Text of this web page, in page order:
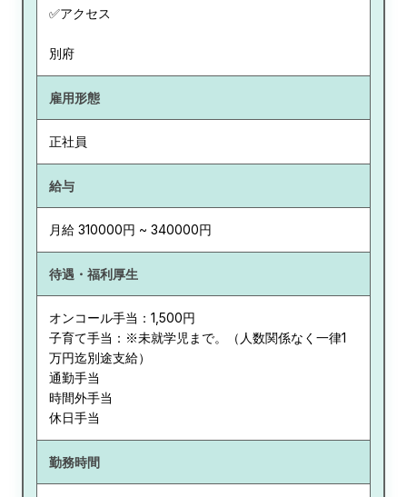
✅アクセス
別府
雇用形態
正社員
給与
月給 310000円 ~ 340000円
待遇・福利厚生
オンコール手当：1,500円
子育て手当：※未就学児まで。（人数関係なく一律1
万円迄別途支給）
通勤手当
時間外手当
休日手当
勤務時間